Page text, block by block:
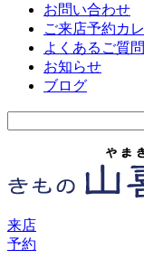
お問い合わせ
ご来店予約カ
よくあるご質問
お知らせ
ブログ
来店
予約